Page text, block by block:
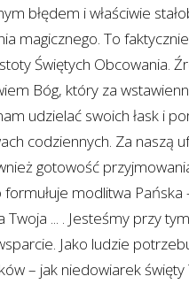
błędem i właściwie
magicznego. To
Świętych Obcowania.
Bóg, który za
udzielać swoich łask i
codziennych. Za naszą
gotowość
formułuje modlitwa Pańska
Twoja ... . Jesteśmy przy
Jako ludzie
– jak niedowiarek